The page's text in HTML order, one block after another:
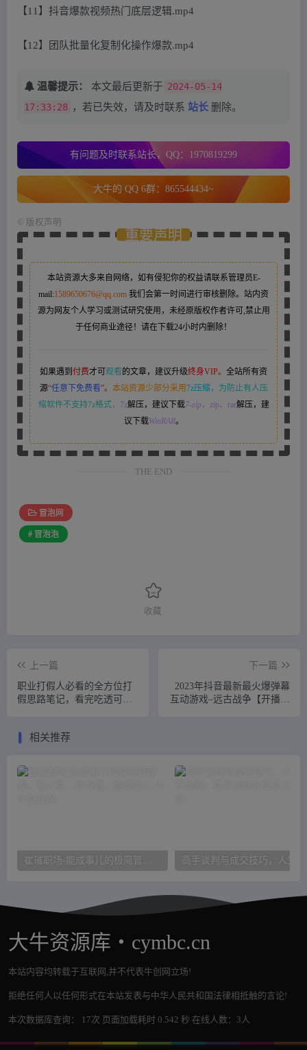
【11】抖音爆款视频热门底层逻辑.mp4
【12】团队批量化复制化操作爆款.mp4
温馨提示： 本文最后更新于 2024-05-14
17:33:28 ，若已失效，请及时联系 站长 删除。
有问题及时联系站长，QQ：1970819299
大牛的 QQ 6群：865544434~
版权声明
重要声明
本站资源大多来自网络，如有侵犯你的权益请联系管理员E-
mail:1589650676@qq.com 我们会第一时间进行审核删除。站内资
源为网友个人学习或测试研究使用，未经原版权作者许可,禁止用
于任何商业途径！请在下载24小时内删除！
如果遇到 付费才可 观看 的文章，建议升级终身VIP。 全站所有资
源“任意下免费看”。 本站资源少部分采用7z压缩，
为防止有人压
缩软件不支持7z格式，7z解压，建议下载7-zip，zip、rar解压，建
议下载WinRAR。
THE END
冒泡网
# 冒泡泡
收藏
上一篇
职业打假人必看的全方位打
假思路笔记，看完吃透可日
下一篇
2023年抖音最新最火爆弹幕
互动游戏–远古战争【开播教
相关推荐
大牛资源库・cymbc.cn
本站内容均转载于互联网,并不代表牛创网立场!
拒绝任何人以任何形式在本站发表与中华人民共和国法律相抵触的言论!
本次数据库查询： 17次 页面加载耗时 0.542 秒 在线人数：3人